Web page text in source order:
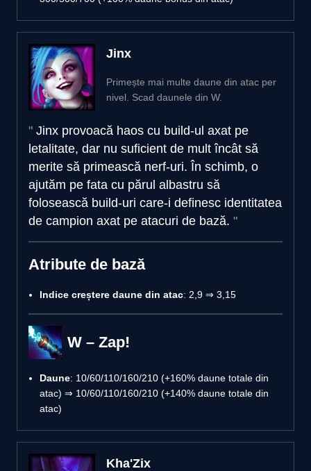
Jinx
Primește mai multe daune din atac per
nivel. Scad daunele din W.
Jinx provoacă haos cu build-ul axat pe
letalitate, dar nu suficient de mult încât să
merite să primească nerf-uri. În schimb, o
ajutăm pe fata cu părul albastru să
folosească build-uri care-i definesc identitatea
de campion axat pe atacuri de bază.
Atribute de bază
Indice creștere daune din atac: 2,9 ⇒ 3,15
W – Zap!
Daune: 10/60/110/160/210 (+160% daune totale din
atac) ⇒ 10/60/110/160/210 (+140% daune totale din
atac)
Kha'Zix